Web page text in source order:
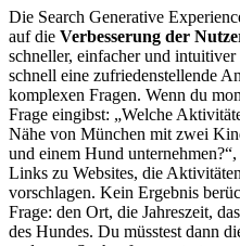
Die Search Generative
auf die Verbesserung der
schneller, einfacher und
schnell eine zufriedenstellende
komplexen Fragen. Wenn du
Frage eingibst: „Welche
Nähe von München mit zwei
und einem Hund
Links zu Websites, die
vorschlagen. Kein Ergebnis
Frage: den Ort, die Jahreszeit,
des Hundes. Du müsstest dann